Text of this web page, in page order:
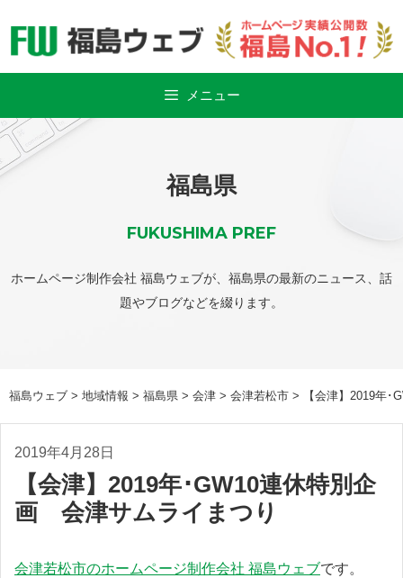
メニュー
福島県
FUKUSHIMA PREF
ホームページ制作会社 福島ウェブが、福島県の最新のニュース、話
題やブログなどを綴ります。
福島ウェブ > 地域情報 > 福島県 > 会津 > 会津若松市 > 【会津】2019年
2019年4月28日
【会津】2019年･GW10連休特別企
画 会津サムライまつり
会津若松市のホームページ制作会社 福島ウェブです。